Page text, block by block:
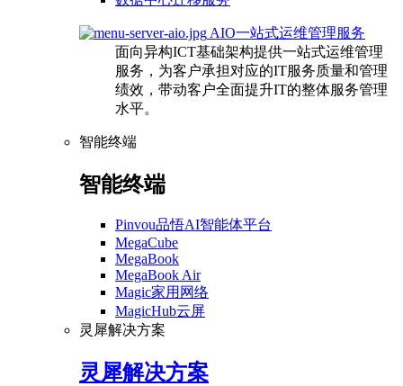
AIO一站式运维管理服务
面向异构ICT基础架构提供一站式运维管理
服务，为客户承担对应的IT服务质量和管理
绩效，带动客户全面提升IT的整体服务管理
水平。
智能终端
智能终端
Pinvou品悟AI智能体平台
MegaCube
MegaBook
MegaBook Air
Magic家用网络
MagicHub云屏
灵犀解决方案
灵犀解决方案